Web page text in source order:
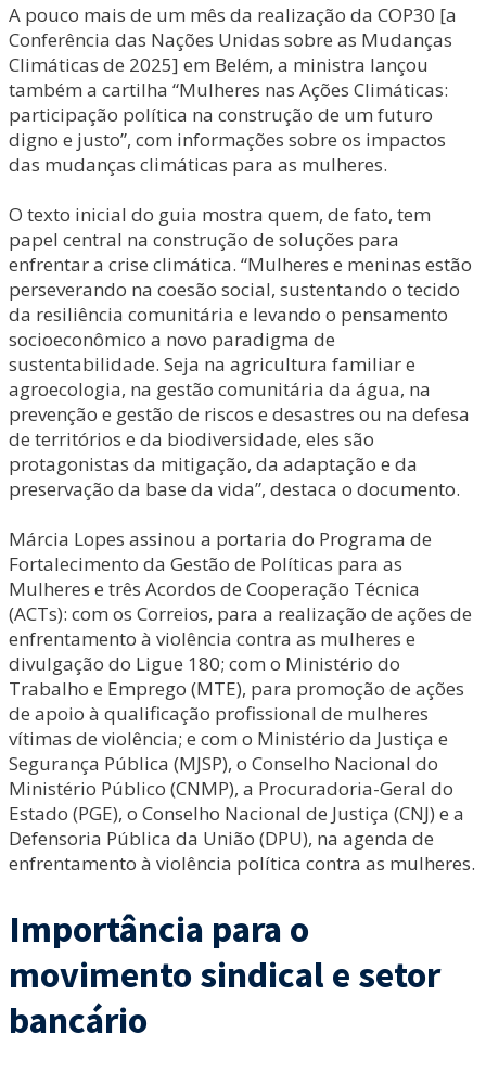
A pouco mais de um mês da realização da COP30 [a
Conferência das Nações Unidas sobre as Mudanças
Climáticas de 2025] em Belém, a ministra lançou
também a cartilha “Mulheres nas Ações Climáticas:
participação política na construção de um futuro
digno e justo”, com informações sobre os impactos
das mudanças climáticas para as mulheres.
O texto inicial do guia mostra quem, de fato, tem
papel central na construção de soluções para
enfrentar a crise climática. “Mulheres e meninas estão
perseverando na coesão social, sustentando o tecido
da resiliência comunitária e levando o pensamento
socioeconômico a novo paradigma de
sustentabilidade. Seja na agricultura familiar e
agroecologia, na gestão comunitária da água, na
prevenção e gestão de riscos e desastres ou na defesa
de territórios e da biodiversidade, eles são
protagonistas da mitigação, da adaptação e da
preservação da base da vida”, destaca o documento.
Márcia Lopes assinou a portaria do Programa de
Fortalecimento da Gestão de Políticas para as
Mulheres e três Acordos de Cooperação Técnica
(ACTs): com os Correios, para a realização de ações de
enfrentamento à violência contra as mulheres e
divulgação do Ligue 180; com o Ministério do
Trabalho e Emprego (MTE), para promoção de ações
de apoio à qualificação profissional de mulheres
vítimas de violência; e com o Ministério da Justiça e
Segurança Pública (MJSP), o Conselho Nacional do
Ministério Público (CNMP), a Procuradoria-Geral do
Estado (PGE), o Conselho Nacional de Justiça (CNJ) e a
Defensoria Pública da União (DPU), na agenda de
enfrentamento à violência política contra as mulheres.
Importância para o
movimento sindical e setor
bancário